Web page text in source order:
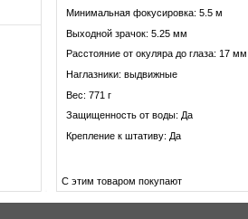
Минимальная фокусировка: 5.5 м
Выходной зрачок: 5.25 мм
Расстояние от окуляра до глаза: 17 мм
Наглазники: выдвижные
Вес: 771 г
Защищенность от воды: Да
Крепление к штативу: Да
С этим товаром покупают